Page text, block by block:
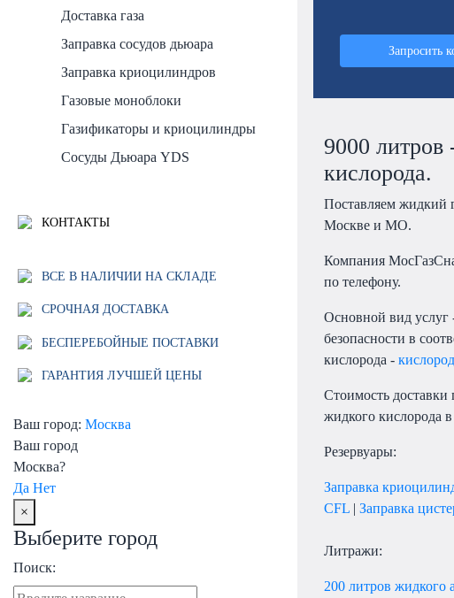
Доставка газа
Заправка сосудов дьюара
Заправка криоцилиндров
Газовые моноблоки
Газификаторы и криоцилиндры
Сосуды Дьюара YDS
КОНТАКТЫ
ВСЕ В НАЛИЧИИ НА СКЛАДЕ
СРОЧНАЯ ДОСТАВКА
БЕСПЕРЕБОЙНЫЕ ПОСТАВКИ
ГАРАНТИЯ ЛУЧШЕЙ ЦЕНЫ
Ваш город: Москва
Ваш город
Москва?
Да Нет
×
Выберите город
Поиск:
Запросить
9000 литров
кислорода.
Поставляем жидкий
Москве и МО.
Компания
по телефону.
Основной вид услуг
безопасности в
кислорода -
Стоимость доставки
жидкого кислорода
Резервуары:
Заправка
CFL | Заправка
Литражи:
200 литров жидкого